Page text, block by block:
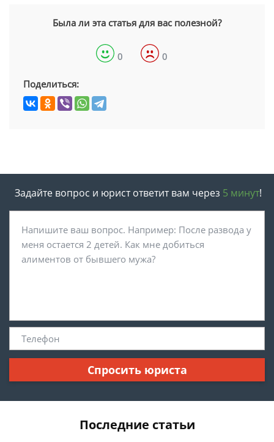
Была ли эта статья для вас полезной?
0 0
Поделиться:
Задайте вопрос и юрист ответит вам через 5 минут!
Спросить юриста
Последние статьи